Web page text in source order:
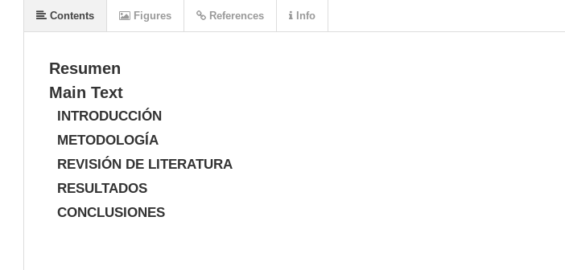
Resumen
Main Text
INTRODUCCIÓN
METODOLOGÍA
REVISIÓN DE LITERATURA
RESULTADOS
CONCLUSIONES
Contents Figures References Info